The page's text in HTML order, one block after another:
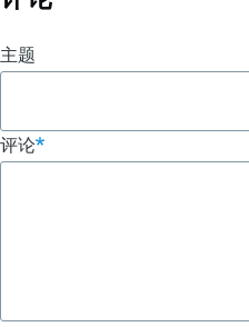
历
接：
主题
评论